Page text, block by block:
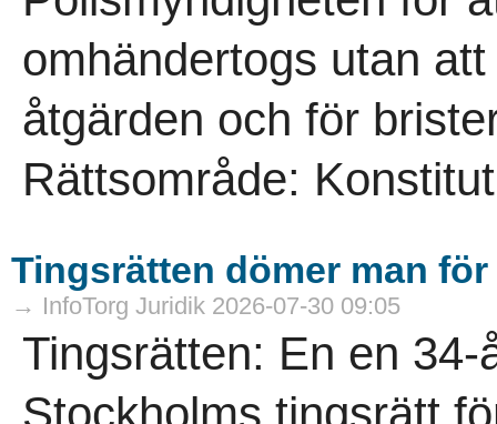
omhändertogs utan
åtgärden och för
Rättsområde:
Tingsrätten dömer man
→ InfoTorg Juridik 2026-07-30 09:05
Tingsrätten: En en